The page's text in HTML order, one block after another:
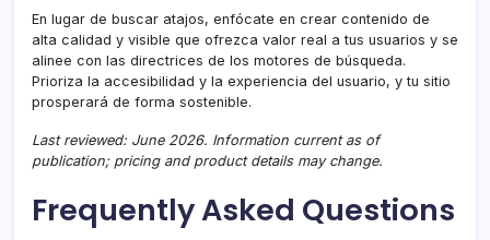
En lugar de buscar atajos, enfócate en crear contenido de
alta calidad y visible que ofrezca valor real a tus usuarios y se
alinee con las directrices de los motores de búsqueda.
Prioriza la accesibilidad y la experiencia del usuario, y tu sitio
prosperará de forma sostenible.
Last reviewed: June 2026. Information current as of
publication; pricing and product details may change.
Frequently Asked Questions